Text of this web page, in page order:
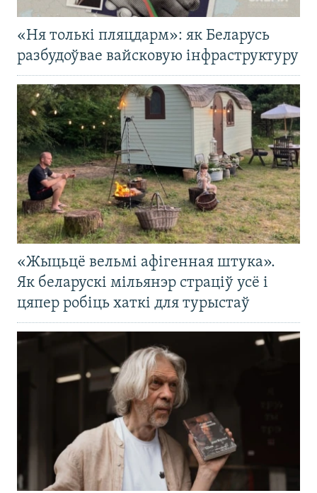
«Ня толькі пляцдарм»: як Беларусь
разбудоўвае вайсковую інфраструктуру
«Жыцьцё вельмі афігенная штука».
Як беларускі мільянэр страціў усё і
цяпер робіць хаткі для турыстаў